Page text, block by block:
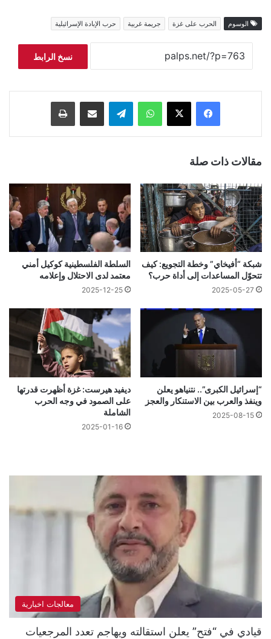
الوسوم الحرب على غزة جريمة غربية حرب الإبادة الإسرائيلية
نسخ الرابط
فيسبوك ‫X واتساب تيلقرام مشاركة عبر البريد طباعة
مقالات ذات صلة
شبكة “أفيخاي” وخطة التجويع: كيف
تتحوّل المساعدات إلى أداة حرب؟
2025-05-27
السلطة الفلسطينية كوكيل أمني
معتمد لدى الاحتلال وإعلامه
2025-12-25
“إسرائيل الكبرى”.. نتنياهو يعلن
وينفذ والعرب بين الاستنكار والعجز
2025-08-15
ديفيد هيرست: غزة أظهرت قدرتها
على الصمود في وجه الحرب
الشاملة
2025-01-16
معالجات اخبارية
قيادي في “فتح” يعلن استقالته ويهاجم تعدد المرجعيات